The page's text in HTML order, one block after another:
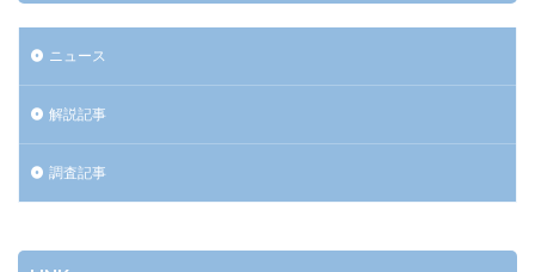
ニュース
解説記事
調査記事